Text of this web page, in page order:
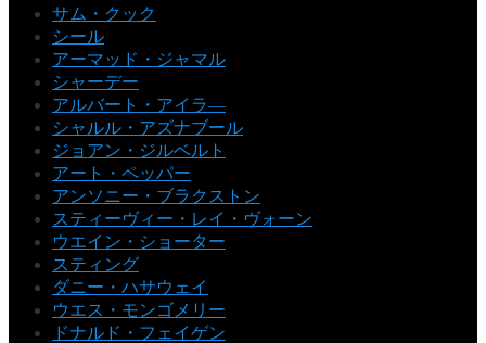
サム・クック
シール
アーマッド・ジャマル
シャーデー
アルバート・アイラ―
シャルル・アズナブール
ジョアン・ジルベルト
アート・ペッパー
アンソニー・ブラクストン
スティーヴィー・レイ・ヴォーン
ウエイン・ショーター
スティング
ダニー・ハサウェイ
ウエス・モンゴメリー
ドナルド・フェイゲン